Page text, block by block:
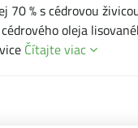
70 % s cédrovou
cédrového oleja
Čítajte viac